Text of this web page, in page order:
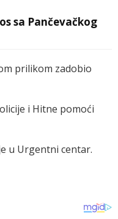
sa Pančevačkog
prilikom zadobio
i Hitne pomoći
u Urgentni centar.